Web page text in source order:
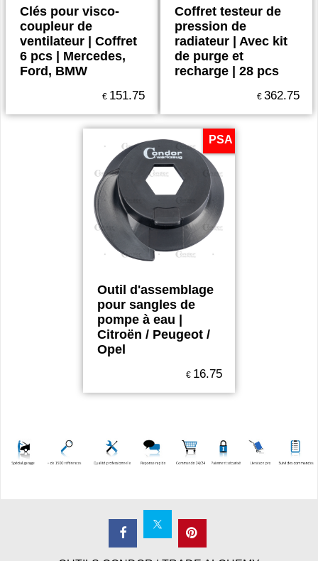
Clés pour visco-
coupleur de
ventilateur | Coffret
6 pcs | Mercedes,
Ford, BMW
€ 151.75
Coffret testeur de
pression de
radiateur | Avec kit
de purge et
recharge | 28 pcs
€ 362.75
PSA
Outil d'assemblage
pour sangles de
pompe à eau |
Citroën / Peugeot /
Opel
€ 16.75